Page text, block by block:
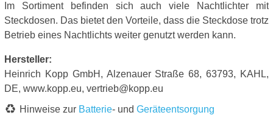
Im Sortiment befinden sich auch viele Nachtlichter mit
Steckdosen. Das bietet den Vorteile, dass die Steckdose trotz
Betrieb eines Nachtlichts weiter genutzt werden kann.
Hersteller:
Heinrich Kopp GmbH, Alzenauer Straße 68, 63793, KAHL,
DE, www.kopp.eu, vertrieb@kopp.eu
Hinweise zur Batterie- und Geräteentsorgung